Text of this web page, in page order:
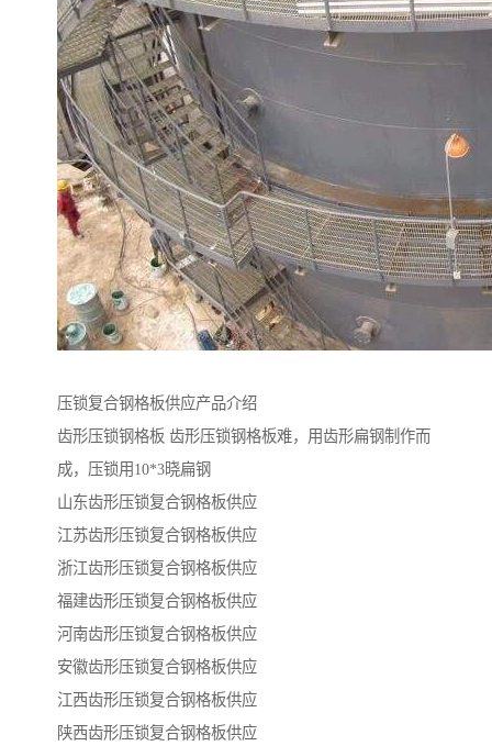
压锁复合钢格板供应产品介绍
齿形压锁钢格板 齿形压锁钢格板难，用齿形扁钢制作而
成，压锁用10*3晓扁钢
山东齿形压锁复合钢格板供应
江苏齿形压锁复合钢格板供应
浙江齿形压锁复合钢格板供应
福建齿形压锁复合钢格板供应
河南齿形压锁复合钢格板供应
安徽齿形压锁复合钢格板供应
江西齿形压锁复合钢格板供应
陕西齿形压锁复合钢格板供应